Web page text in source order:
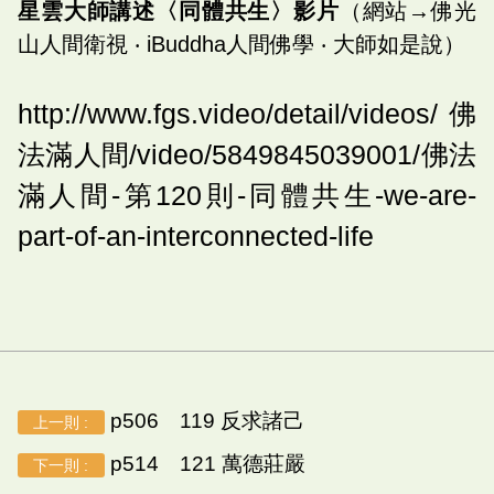
星雲大師講述〈同體共生〉影片 （網站→佛光
山人間衛視 ‧ iBuddha人間佛學 ‧ 大師如是說）
http://www.fgs.video/detail/videos/佛
法滿人間/video/5849845039001/佛法
滿人間-第120則-同體共生-we-are-
part-of-an-interconnected-life
上一則 : p506 119 反求諸己
下一則 : p514 121 萬德莊嚴